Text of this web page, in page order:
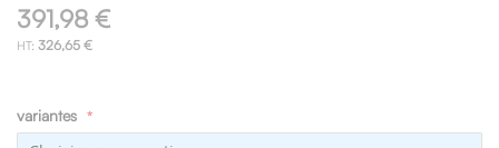
391,98 €
326,65 €
variantes